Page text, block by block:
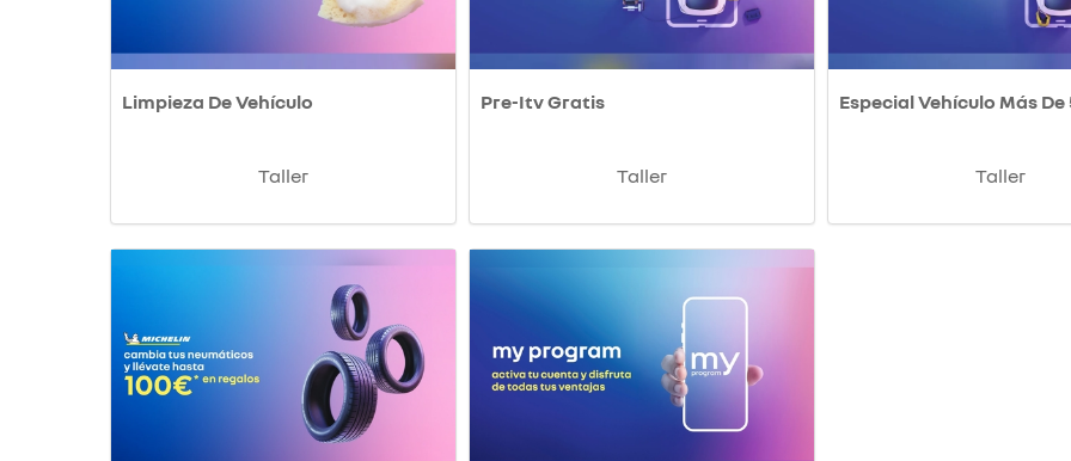
Limpieza De Vehículo
Taller
Pre-Itv Gratis
Taller
Especial Vehículo Más De
Taller